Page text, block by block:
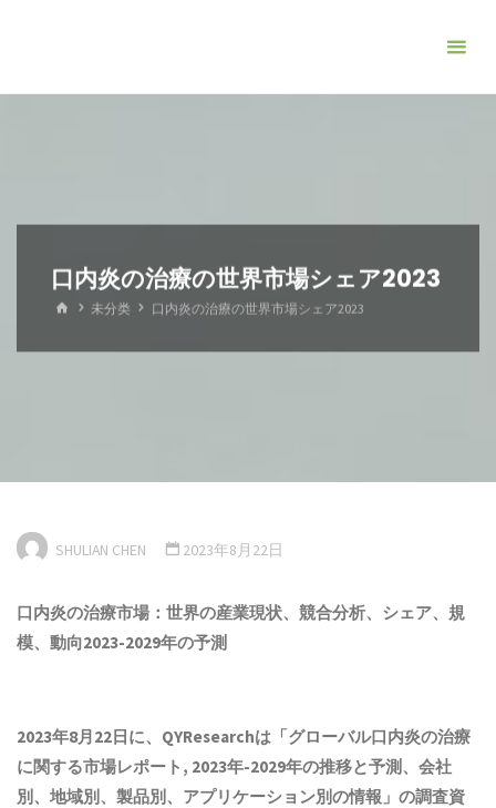
口内炎の治療の世界市場シェア2023
ホ 未分类 口内炎の治療の世界市場シェア2023
SHULIAN CHEN 2023年8月22日
口内炎の治療市場：世界の産業現状、競合分析、シェア、規
模、動向2023-2029年の予測
2023年8月22日に、QYResearchは「グローバル口内炎の治療
に関する市場レポート, 2023年-2029年の推移と予測、会社
別、地域別、製品別、アプリケーション別の情報 」の調査資